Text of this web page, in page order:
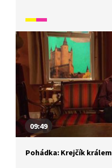
sedlákovi.
09:49
Pohádka: Krejčík králem